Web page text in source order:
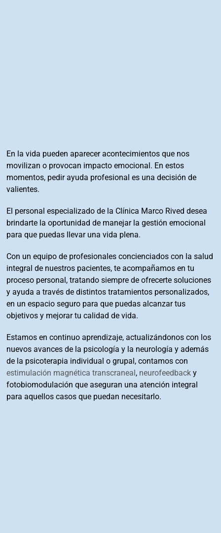
En la vida pueden aparecer acontecimientos que nos
movilizan o provocan impacto emocional. En estos
momentos, pedir ayuda profesional es una decisión de
valientes.
El personal especializado de la Clínica Marco Rived desea
brindarte la oportunidad de manejar la gestión emocional
para que puedas llevar una vida plena.
Con un equipo de profesionales concienciados con la salud
integral de nuestros pacientes, te acompañamos en tu
proceso personal, tratando siempre de ofrecerte soluciones
y ayuda a través de distintos tratamientos personalizados,
en un espacio seguro para que puedas alcanzar tus
objetivos y mejorar tu calidad de vida.
Estamos en continuo aprendizaje, actualizándonos con los
nuevos avances de la psicología y la neurología y además
de la psicoterapia individual o grupal, contamos con
estimulación magnética transcraneal , neurofeedback y
fotobiomodulación que aseguran una atención integral
para aquellos casos que puedan necesitarlo.